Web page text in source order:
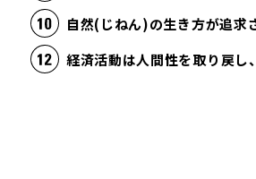
自然(じねん)の生き方が追求